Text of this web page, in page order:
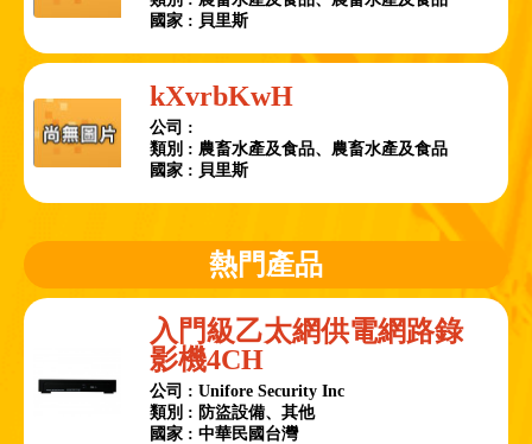
國家 : 貝里斯
kXvrbKwH
公司 :
類別 : 農畜水產及食品、農畜水產及食品
國家 : 貝里斯
熱門產品
入門級乙太網供電網路錄
影機4CH
公司 : Unifore Security Inc
類別 : 防盜設備、其他
國家 : 中華民國台灣